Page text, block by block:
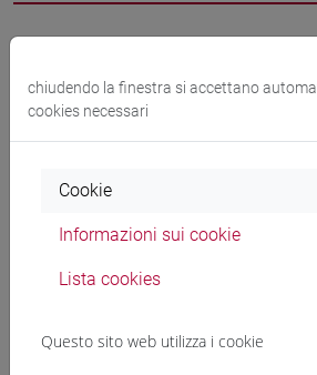
docente non assegnato
Materiali didattici
Corsi di studio e percorsi
chiudendo la finestra si accettano
cookies necessari
Cookie
Informazioni sui cookie
Lista cookies
Questo sito web utilizza i cookie